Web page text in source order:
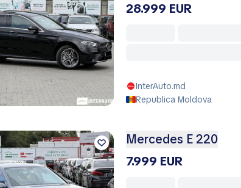
28.999 EUR
InterAuto.md
Republica Moldova
Mercedes E 220
7.999 EUR